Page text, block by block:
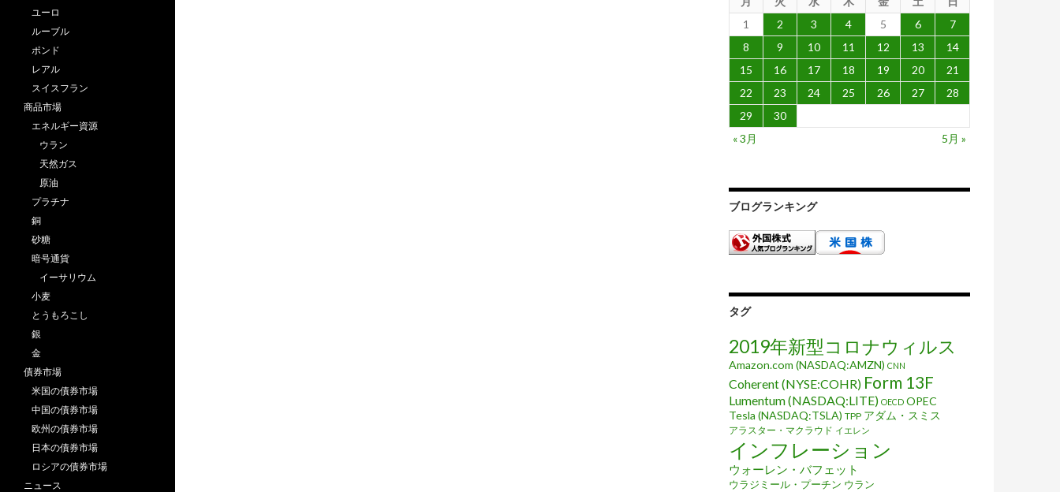
1
2 3 4 5 6
7
8
9 10 11 12 13
14
15
16 17 18 19 20
21
22
23 24 25 26 27
28
29
30
« 3月
5月 »
ブログランキング
タグ
2019年新型コロナウィルス
Amazon.com (NASDAQ:AMZN) CNN
Coherent (NYSE:COHR) Form 13F
Lumentum (NASDAQ:LITE) OECD OPEC
Tesla (NASDAQ:TSLA) TPP アダム・スミス
アラスター・マクラウド イエレン
インフレーション
ウォーレン・バフェット
ウラジミール・プーチン ウラン
ユーロ
ルーブル
ポンド
レアル
スイスフラン
商品市場
エネルギー資源
ウラン
天然ガス
原油
プラチナ
銅
砂糖
暗号通貨
イーサリウム
小麦
とうもろこし
銀
金
債券市場
米国の債券市場
中国の債券市場
欧州の債券市場
日本の債券市場
ロシアの債券市場
ニュース